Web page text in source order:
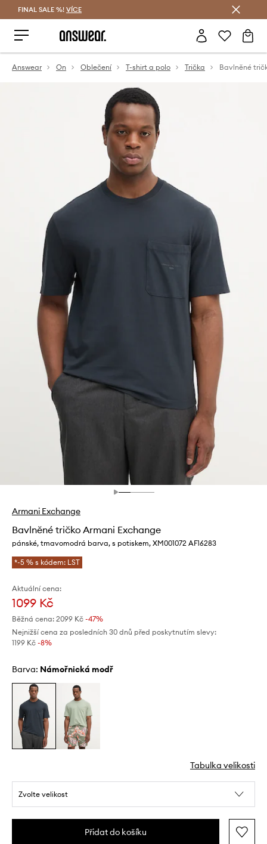
FINAL SALE %! VÍCE
Answear On Oblečení T-shirt a polo Trička Bavlněné
Armani Exchange
Bavlněné tričko Armani Exchange
pánské, tmavomodrá barva, s potiskem, XM001072 AF16283
*-5 % s kódem: LST
Aktuální cena:
1099 Kč
Běžná cena: 2099 Kč -47%
Nejnižší cena za posledních 30 dnů před poskytnutím slevy:
1199 Kč -8%
Barva: námořnická modř
Tabulka velikosti
Zvolte velikost
Přidat do košíku